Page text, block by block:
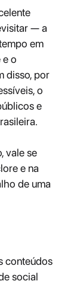
— a
em
e o
disso, por
o
e
vale se
e na
de uma
conteúdos
social